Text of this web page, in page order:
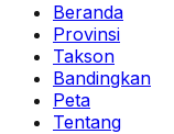
Beranda
Provinsi
Takson
Bandingkan
Peta
Tentang